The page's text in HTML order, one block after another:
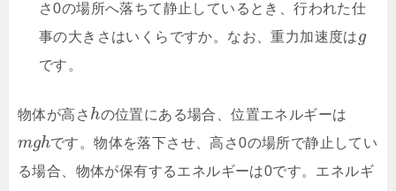
さ0の場所へ落ちて静止しているとき、行われた仕
事の大きさはいくらですか。なお、重力加速度はg
です。
物体が高さ hの位置にある場合、位置エネルギーは
mghです。物体を落下させ、高さ0の場所で静止してい
る場合、物体が保有するエネルギーは0です。エネルギ